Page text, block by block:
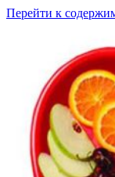
Перейти к